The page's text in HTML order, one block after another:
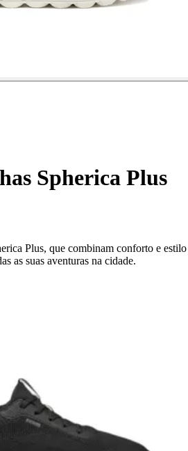
Spherica Plus
Plus, que combinam conforto e estilo
as suas aventuras na cidade.